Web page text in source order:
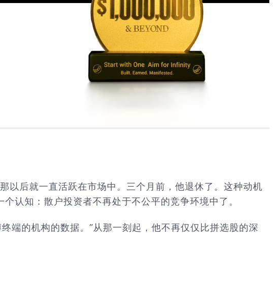
以后就一直活跃在市场中。三个月前，他退休了。这种动机
认知：散户投资者不再处于不公平的竞争环境中了。
端的机构的数据。”从那一刻起，他不再仅仅比拼选股的深